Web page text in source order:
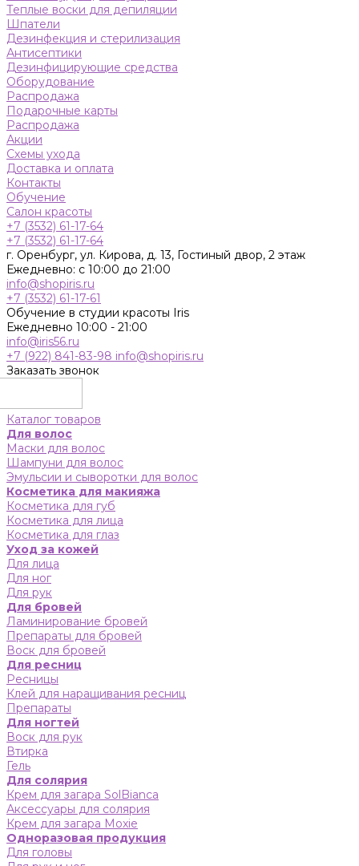
Теплые воски для депиляции
Шпатели
Дезинфекция и стерилизация
Антисептики
Дезинфицирующие средства
Оборудование
Распродажа
Подарочные карты
Распродажа
Акции
Схемы ухода
Доставка и оплата
Контакты
Обучение
Салон красоты
+7 (3532) 61-17-64
+7 (3532) 61-17-64
г. Оренбург, ул. Кирова, д. 13, Гостиный двор, 2 этаж
Ежедневно: с 10:00 до 21:00
info@shopiris.ru
+7 (3532) 61-17-61
Обучение в студии красоты Iris
Ежедневно 10:00 - 21:00
info@iris56.ru
+7 (922) 841-83-98 info@shopiris.ru
Заказать звонок
Каталог товаров
Для волос
Маски для волос
Шампуни для волос
Эмульсии и сыворотки для волос
Косметика для макияжа
Косметика для губ
Косметика для лица
Косметика для глаз
Уход за кожей
Для лица
Для ног
Для рук
Для бровей
Ламинирование бровей
Препараты для бровей
Воск для бровей
Для ресниц
Ресницы
Клей для наращивания ресниц
Препараты
Для ногтей
Воск для рук
Втирка
Гель
Для солярия
Крем для загара SolBianca
Аксессуары для солярия
Крем для загара Moxie
Одноразовая продукция
Для головы